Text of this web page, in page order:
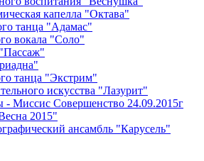
капелла "Октава"
танца "Адамас"
вокала "Соло"
танца "Экстрим"
искусства "Лазурит"
- Миссис Совершенство 24.09.2015г
2015"
ансамбль "Карусель"